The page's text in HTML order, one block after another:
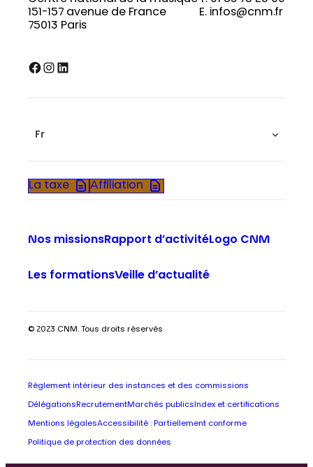
151-157 avenue de France
75013 Paris
E. infos@cnm.fr
Facebook InstagramLinkedIn
Fr
La taxe Affiliation
Nos missionsRapport d’activitéLogo CNM
Les formationsVeille d’actualité
© 2023 CNM. Tous droits réservés
Règlement intérieur des instances et des commissions
Délégations RecrutementMarchés publics Index et certifications
Mentions légalesAccessibilité : Partiellement conforme
Politique de protection des données